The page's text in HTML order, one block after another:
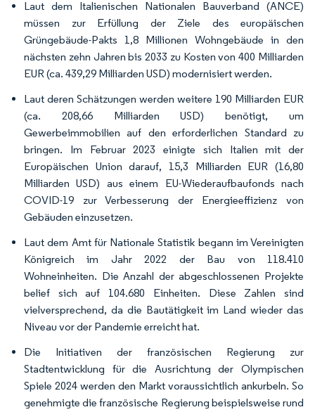
Laut dem Italienischen Nationalen Bauverband (ANCE)
müssen zur Erfüllung der Ziele des europäischen
Grüngebäude-Pakts 1,8 Millionen Wohngebäude in den
nächsten zehn Jahren bis 2033 zu Kosten von 400 Milliarden
EUR (ca. 439,29 Milliarden USD) modernisiert werden.
Laut deren Schätzungen werden weitere 190 Milliarden EUR
(ca. 208,66 Milliarden USD) benötigt, um
Gewerbeimmobilien auf den erforderlichen Standard zu
bringen. Im Februar 2023 einigte sich Italien mit der
Europäischen Union darauf, 15,3 Milliarden EUR (16,80
Milliarden USD) aus einem EU-Wiederaufbaufonds nach
COVID-19 zur Verbesserung der Energieeffizienz von
Gebäuden einzusetzen.
Laut dem Amt für Nationale Statistik begann im Vereinigten
Königreich im Jahr 2022 der Bau von 118.410
Wohneinheiten. Die Anzahl der abgeschlossenen Projekte
belief sich auf 104.680 Einheiten. Diese Zahlen sind
vielversprechend, da die Bautätigkeit im Land wieder das
Niveau vor der Pandemie erreicht hat.
Die Initiativen der französischen Regierung zur
Stadtentwicklung für die Ausrichtung der Olympischen
Spiele 2024 werden den Markt voraussichtlich ankurbeln. So
genehmigte die französische Regierung beispielsweise rund